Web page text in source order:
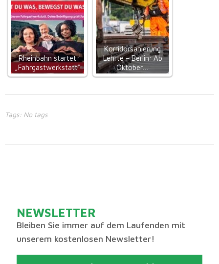
Rheinbahn startet
„Fahrgastwerkstatt“
Korridorsanierung
Lehrte – Berlin: Ab
Oktober…
Tags: No tags
NEWSLETTER
Bleiben Sie immer auf dem Laufenden mit
unserem kostenlosen Newsletter!